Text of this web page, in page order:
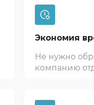
Экономия
Не нужно
компанию